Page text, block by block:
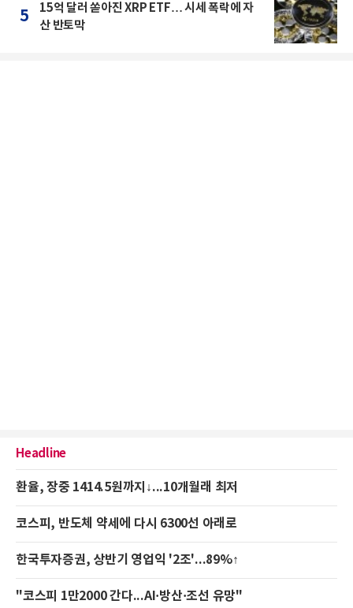
5
15억 달러 쏟아진 XRP ETF… 시세 폭락에 자
산 반토막
Headline
환율, 장중 1414.5원까지↓...10개월래 최저
코스피, 반도체 약세에 다시 6300선 아래로
한국투자증권, 상반기 영업익 '2조'...89%↑
"코스피 1만2000 간다...AI·방산·조선 유망"